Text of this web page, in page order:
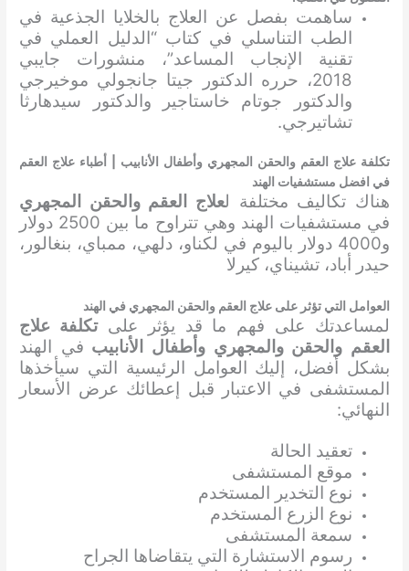
ساهمت بفصل عن العلاج بالخلايا الجذعية في
الطب التناسلي في كتاب “الدليل العملي في
تقنية الإنجاب المساعد”، منشورات جايبي
2018، حرره الدكتور جيتا جانجولي موخيرجي
والدكتور جوتام خاستاجير والدكتور سيدهارثا
تشاتيرجي.
تكلفة علاج العقم والحقن المجهري وأطفال الأنابيب | أطباء علاج العقم
في افضل مستشفيات الهند
هناك تكاليف مختلفة لعلاج العقم والحقن المجهري
في مستشفيات الهند وهي تتراوح ما بين 2500 دولار
و4000 دولار باليوم في لكناو، دلهي، ممباي، بنغالور،
حيدر أباد، تشيناي، كيرلا
العوامل التي تؤثر على علاج العقم والحقن المجهري في الهند
لمساعدتك على فهم ما قد يؤثر علىتكلفة علاج
العقم والحقن والمجهري وأطفال الأنابيب في الهند
بشكل أفضل، إليك العوامل الرئيسية التي سيأخذها
المستشفى في الاعتبار قبل إعطائك عرض الأسعار
النهائي:
تعقيد الحالة
موقع المستشفى
نوع التخدير المستخدم
نوع الزرع المستخدم
سمعة المستشفى
رسوم الاستشارة التي يتقاضاها الجراح